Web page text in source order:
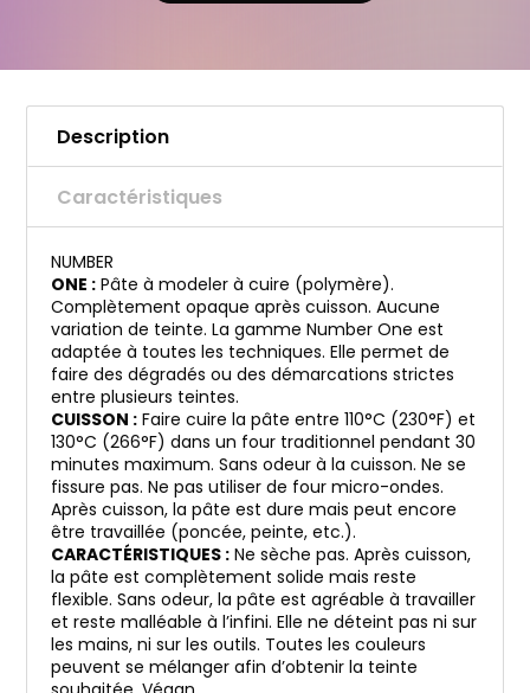
Description
Caractéristiques
NUMBER
ONE : Pâte à modeler à cuire (polymère).
Complètement opaque après cuisson. Aucune
variation de teinte. La gamme Number One est
adaptée à toutes les techniques. Elle permet de
faire des dégradés ou des démarcations strictes
entre plusieurs teintes.
CUISSON : Faire cuire la pâte entre 110°C (230°F) et
130°C (266°F) dans un four traditionnel pendant 30
minutes maximum. Sans odeur à la cuisson. Ne se
fissure pas. Ne pas utiliser de four micro-ondes.
Après cuisson, la pâte est dure mais peut encore
être travaillée (poncée, peinte, etc.).
CARACTÉRISTIQUES : Ne sèche pas. Après cuisson,
la pâte est complètement solide mais reste
flexible. Sans odeur, la pâte est agréable à travailler
et reste malléable à l’infini. Elle ne déteint pas ni sur
les mains, ni sur les outils. Toutes les couleurs
peuvent se mélanger afin d’obtenir la teinte